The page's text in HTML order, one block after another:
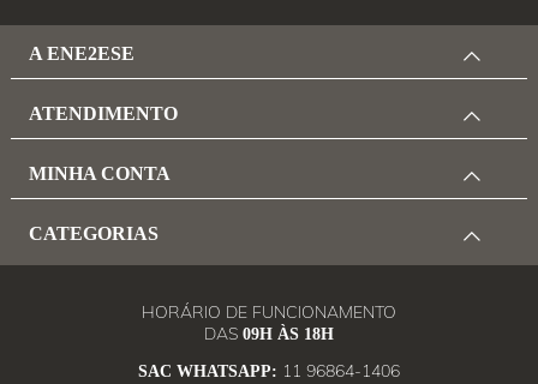
A ENE2ESE
ATENDIMENTO
MINHA CONTA
CATEGORIAS
HORÁRIO DE FUNCIONAMENTO
DAS 09H ÀS 18H
SAC WHATSAPP: 11 96864-1406